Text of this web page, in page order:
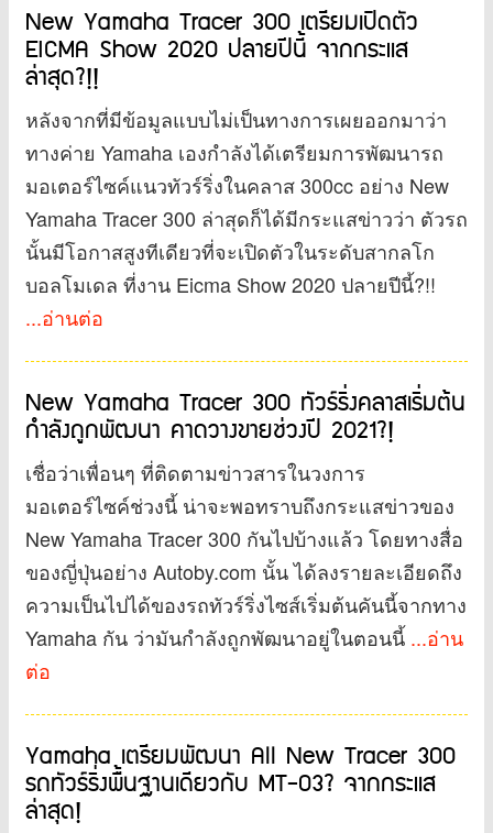
New Yamaha Tracer 300 เตรียมเปิดตัว
EICMA Show 2020 ปลายปีนี้ จากกระแส
ล่าสุด?!!
หลังจากที่มีข้อมูลแบบไม่เป็นทางการเผยออกมาว่า
ทางค่าย Yamaha เองกำลังได้เตรียมการพัฒนารถ
มอเตอร์ไซค์แนวทัวร์ริ่งในคลาส 300cc อย่าง New
Yamaha Tracer 300 ล่าสุดก็ได้มีกระแสข่าวว่า ตัวรถ
นั้นมีโอกาสสูงทีเดียวที่จะเปิดตัวในระดับสากลโก
บอลโมเดล ที่งาน Eicma Show 2020 ปลายปีนี้?!!
...อ่านต่อ
New Yamaha Tracer 300 ทัวร์ริ่งคลาสเริ่มต้น
กำลังถูกพัฒนา คาดวางขายช่วงปี 2021?!
เชื่อว่าเพื่อนๆ ที่ติดตามข่าวสารในวงการ
มอเตอร์ไซค์ช่วงนี้ น่าจะพอทราบถึงกระแสข่าวของ
New Yamaha Tracer 300 กันไปบ้างแล้ว โดยทางสื่อ
ของญี่ปุ่นอย่าง Autoby.com นั้น ได้ลงรายละเอียดถึง
ความเป็นไปได้ของรถทัวร์ริ่งไซส์เริ่มต้นคันนี้จากทาง
Yamaha กัน ว่ามันกำลังถูกพัฒนาอยู่ในตอนนี้ ...อ่าน
ต่อ
Yamaha เตรียมพัฒนา All New Tracer 300
รถทัวร์ริ่งพื้นฐานเดียวกับ MT-03? จากกระแส
ล่าสุด!